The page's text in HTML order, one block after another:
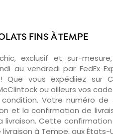
FINS À TEMPE
exclusif et sur-
au vendredi par FedEx
Que vous expédiiez sur
ou ailleurs vos
Votre numéro de
et la confirmation de
livraison. Cette
à Tempe, aux États-